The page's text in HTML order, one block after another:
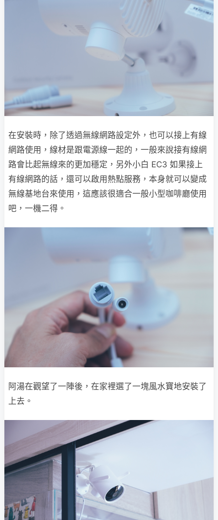
在安裝時，除了透過無線網路設定外，也可以接上有線
網路使用，線材是跟電源線一起的，一般來說接有線網
路會比起無線來的更加穩定，另外小白 EC3 如果接上
有線網路的話，還可以啟用熱點服務，本身就可以變成
無線基地台來使用，這應該很適合一般小型咖啡廳使用
吧，一機二得。
阿湯在觀望了一陣後，在家裡選了一塊風水寶地安裝了
上去。